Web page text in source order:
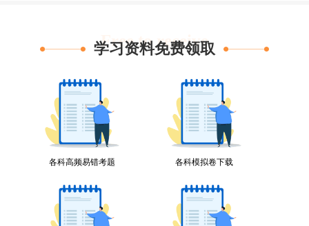
学习资料免费领取
Free to receive
各科高频易错考题 各科模拟卷下载